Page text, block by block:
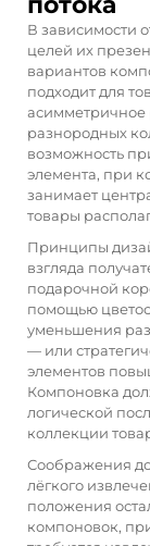
В зависимости
целей их
вариантов
подходит для
асимметричное
разнородных
возможность
элемента, при
занимает
товары
Принципы
взгляда
подарочной
помощью
уменьшения
— или
элементов
Компоновка
логической
коллекции
Соображения
лёгкого
положения
компоновок,